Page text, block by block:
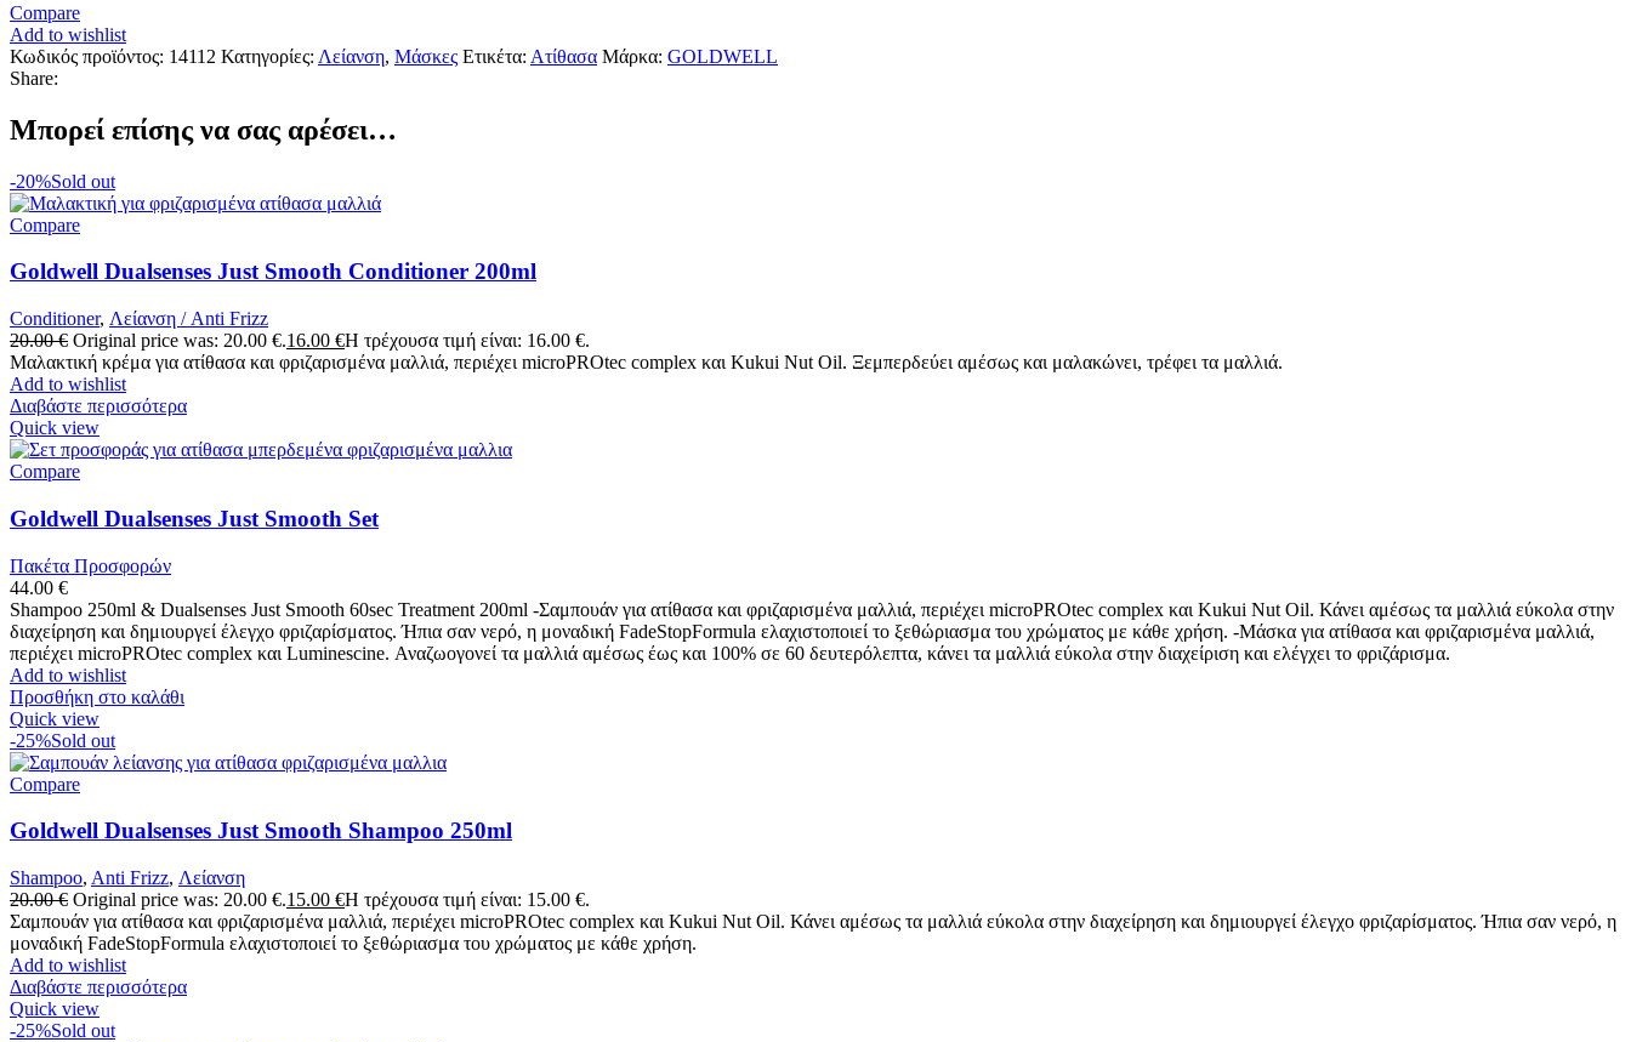
Compare
Add to wishlist
Κωδικός προϊόντος: 14112 Κατηγορίες: Λείανση, Μάσκες Ετικέτα: Ατίθασα Μάρκα: GOLDWELL
Share:
Μπορεί επίσης να σας αρέσει…
-20%Sold out
Compare
Goldwell Dualsenses Just Smooth Conditioner 200ml
Conditioner, Λείανση / Anti Frizz
20.00€ Original price was: 20.00 €.16.00 €Η τρέχουσα τιμή είναι: 16.00 €.
Μαλακτική κρέμα για ατίθασα και φριζαρισμένα μαλλιά, περιέχει microPROtec complex και Kukui Nut Oil. Ξεμπερδεύει αμέσως και μαλακώνει, τρέφει τα μαλλιά.
Add to wishlist
Διαβάστε περισσότερα
Quick view
Compare
Goldwell Dualsenses Just Smooth Set
Πακέτα Προσφορών
44.00 €
Shampoo 250ml & Dualsenses Just Smooth 60sec Treatment 200ml -Σαμπουάν για ατίθασα και φριζαρισμένα μαλλιά, περιέχει microPROtec complex και Kukui Nut Oil. Κάνει αμέσως τα μαλλιά εύκολα στην
διαχείρηση και δημιουργεί έλεγχο φριζαρίσματος. Ήπια σαν νερό, η μοναδική FadeStopFormula ελαχιστοποιεί το ξεθώριασμα του χρώματος με κάθε χρήση. -Μάσκα για ατίθασα και φριζαρισμένα μαλλιά,
περιέχει microPROtec complex και Luminescine. Αναζωογονεί τα μαλλιά αμέσως έως και 100% σε 60 δευτερόλεπτα, κάνει τα μαλλιά εύκολα στην διαχείριση και ελέγχει το φριζάρισμα.
Add to wishlist
Προσθήκη στο καλάθι
Quick view
-25%Sold out
Compare
Goldwell Dualsenses Just Smooth Shampoo 250ml
Shampoo, Anti Frizz, Λείανση
20.00€ Original price was: 20.00 €.15.00 €Η τρέχουσα τιμή είναι: 15.00 €.
Σαμπουάν για ατίθασα και φριζαρισμένα μαλλιά, περιέχει microPROtec complex και Kukui Nut Oil. Κάνει αμέσως τα μαλλιά εύκολα στην διαχείρηση και δημιουργεί έλεγχο φριζαρίσματος. Ήπια σαν νερό, η
μοναδική FadeStopFormula ελαχιστοποιεί το ξεθώριασμα του χρώματος με κάθε χρήση.
Add to wishlist
Διαβάστε περισσότερα
Quick view
-25%Sold out